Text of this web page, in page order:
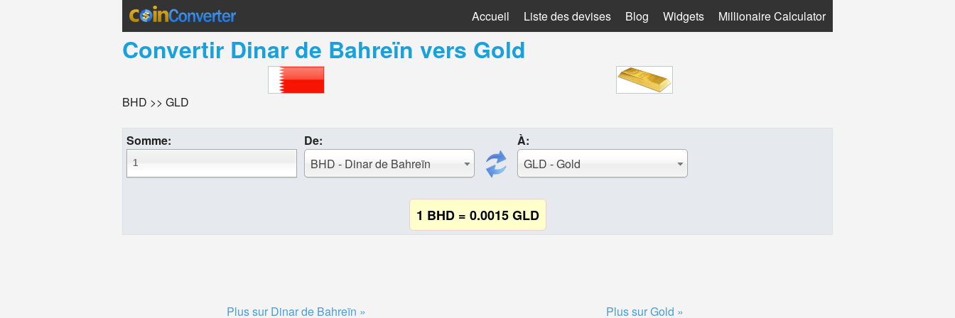
Accueil Liste des devises Blog Widgets Millionaire Calculator
Convertir Dinar de Bahreïn vers Gold
BHD >> GLD
Somme:
De:
BHD - Dinar de Bahreïn
À:
GLD - Gold
1 BHD = 0.0015 GLD
Plus sur Dinar de Bahreïn » Plus sur Gold »